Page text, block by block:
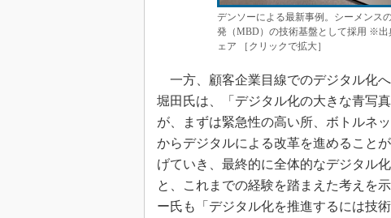
デンソーによる最新事例。シーメンス
発（MBD）の技術基盤として採用 ※出
ェア ［クリックで拡大］
一方、顧客企業目線でのデジタル化
堀田氏は、「デジタル化の大きな青写
が、まずは緊急性の高い所、ボトルネ
からデジタルによる改革を進めること
げていき、最終的に全体的なデジタル化
と、これまでの経験を踏まえた考えを
ー氏も「デジタル化を推進するには技